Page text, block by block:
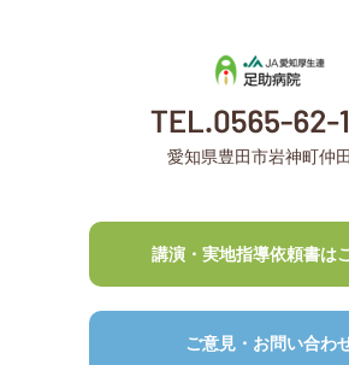
愛知県豊田市岩神町仲
講演・実地指導依頼書は
ご意見・お問い合わ